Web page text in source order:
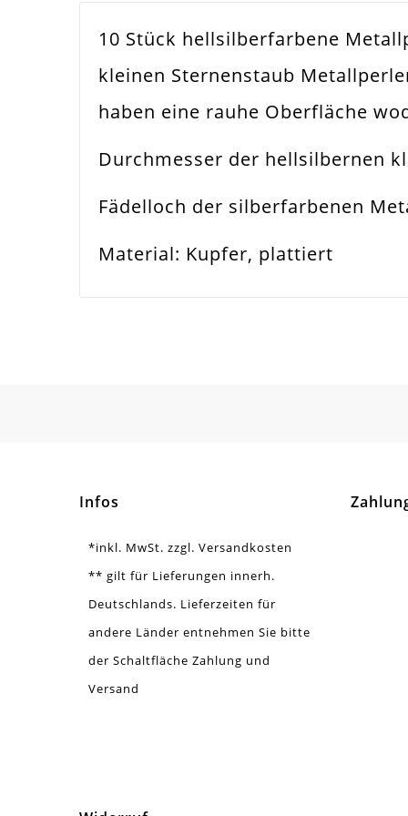
Farbe
Innendurchmesser
10
10 Stück hellsilberfarbene
kleinen Sternenstaub
haben eine rauhe Oberfläche
Durchmesser der hellsilbernen
Fädelloch der silberfarbenen
Material: Kupfer, plattiert
Infos
*inkl. MwSt. zzgl. Versandkosten
** gilt für Lieferungen innerh.
Deutschlands. Lieferzeiten für
andere Länder entnehmen Sie bitte
der Schaltfläche Zahlung und
Versand